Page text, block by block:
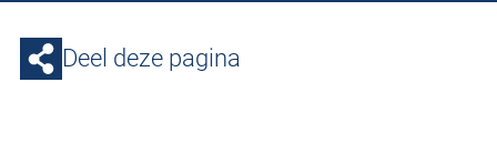
Deel deze pagina